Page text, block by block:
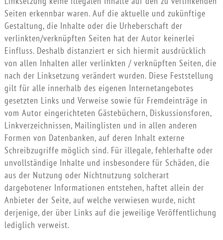
Seiten erkennbar waren. Auf die aktuelle und zukünftige
Gestaltung, die Inhalte oder die Urheberschaft der
verlinkten/verknüpften Seiten hat der Autor keinerlei
Einfluss. Deshalb distanziert er sich hiermit ausdrücklich
von allen Inhalten aller verlinkten / verknüpften Seiten, die
nach der Linksetzung verändert wurden. Diese Feststellung
gilt für alle innerhalb des eigenen Internetangebotes
gesetzten Links und Verweise sowie für Fremdeinträge in
vom Autor eingerichteten Gästebüchern, Diskussionsforen,
Linkverzeichnissen, Mailinglisten und in allen anderen
Formen von Datenbanken, auf deren Inhalt externe
Schreibzugriffe möglich sind. Für illegale, fehlerhafte oder
unvollständige Inhalte und insbesondere für Schäden, die
aus der Nutzung oder Nichtnutzung solcherart
dargebotener Informationen entstehen, haftet allein der
Anbieter der Seite, auf welche verwiesen wurde, nicht
derjenige, der über Links auf die jeweilige Veröffentlichung
lediglich verweist.